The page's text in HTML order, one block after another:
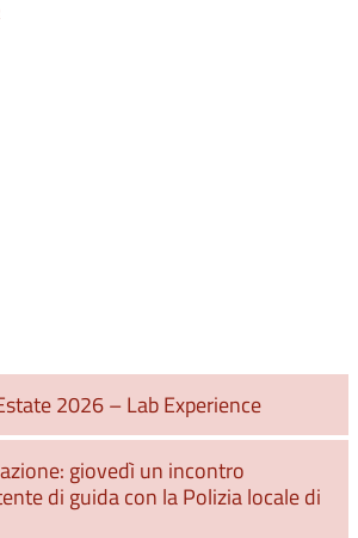
2026 – Lab Experience
giovedì un incontro
di guida con la Polizia locale di